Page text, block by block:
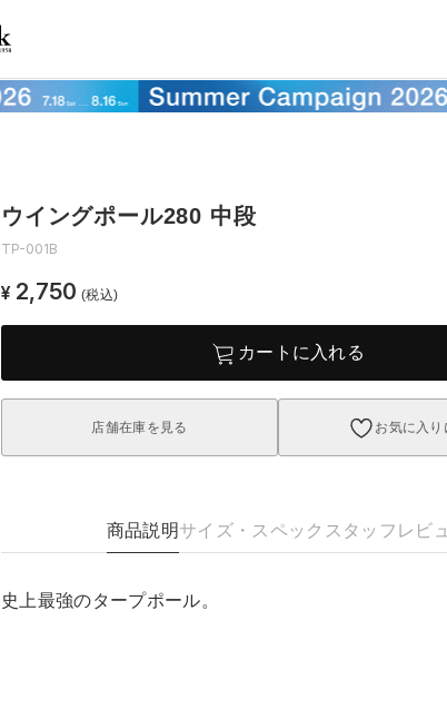
ウイングポール280 中段
TP-001B
¥ 2,750 (税込)
カートに入れる
店舗在庫を見る お気に入り
商品説明サイズ・スペック スタッフレビ
史上最強のタープポール。